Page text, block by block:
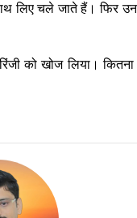
लिए चले जाते हैं। फिर
को खोज लिया।